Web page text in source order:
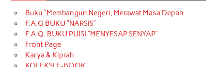
Buku “Membangun Negeri, Merawat Masa Depan
F.A.Q BUKU “NARSIS”
F.A.Q. BUKU PUISI “MENYESAP SENYAP”
Front Page
Karya & Kiprah